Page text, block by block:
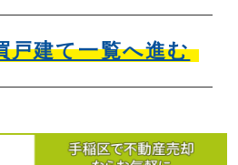
戸建て一覧へ進む